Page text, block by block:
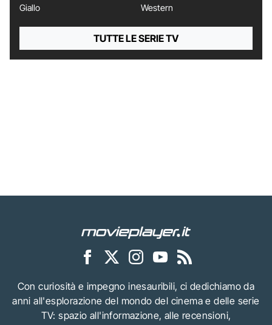
Giallo
Western
TUTTE LE SERIE TV
Con curiosità e impegno inesauribili, ci dedichiamo da
anni all'esplorazione del mondo del cinema e delle serie
TV: spazio all'informazione, alle recensioni,